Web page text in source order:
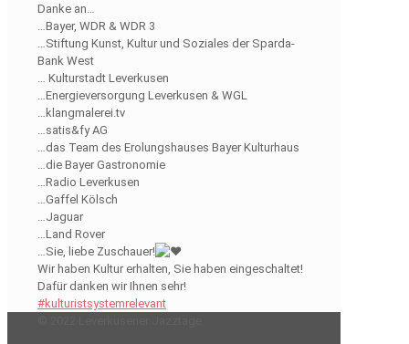
Danke an…
…Bayer, WDR & WDR 3
…Stiftung Kunst, Kultur und Soziales der Sparda-
Bank West
… Kulturstadt Leverkusen
…Energieversorgung Leverkusen & WGL
…klangmalerei.tv
…satis&fy AG
…das Team des Erolungshauses Bayer Kulturhaus
…die Bayer Gastronomie
…Radio Leverkusen
…Gaffel Kölsch
…Jaguar
…Land Rover
…Sie, liebe Zuschauer!
Wir haben Kultur erhalten, Sie haben eingeschaltet!
Dafür danken wir Ihnen sehr!
#kulturistsystemrelevant